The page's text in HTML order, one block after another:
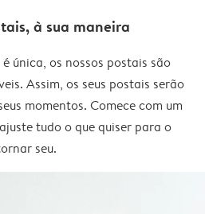
à sua maneira
única, os nossos postais são
Assim, os seus postais serão
momentos. Comece com um
tudo o que quiser para o
seu.